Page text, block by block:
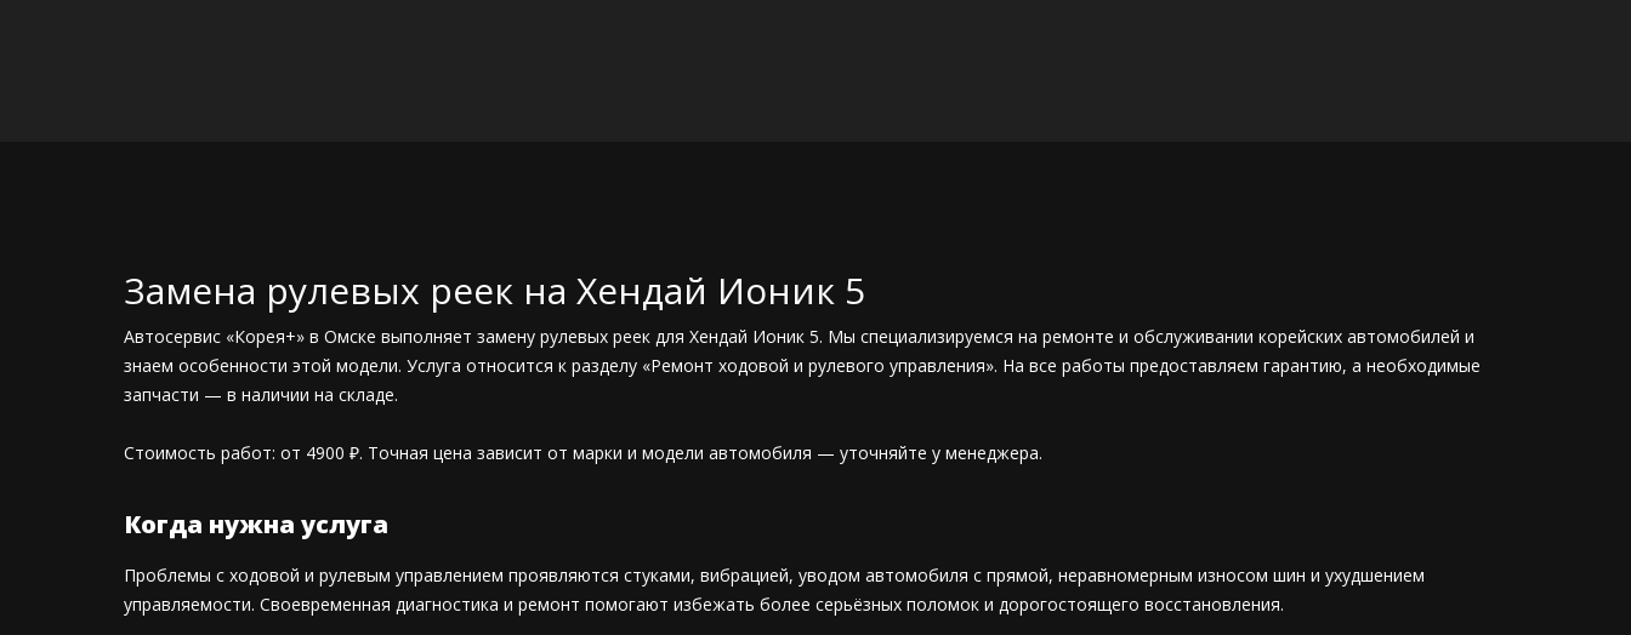
Замена рулевых реек на Хендай Ионик 5
Автосервис «Корея+» в Омске выполняет замену рулевых реек для Хендай Ионик 5. Мы специализируемся на ремонте и обслуживании корейских автомобилей и
знаем особенности этой модели. Услуга относится к разделу «Ремонт ходовой и рулевого управления». На все работы предоставляем гарантию, а необходимые
запчасти — в наличии на складе.
Стоимость работ: от 4900 ₽. Точная цена зависит от марки и модели автомобиля — уточняйте у менеджера.
Когда нужна услуга
Проблемы с ходовой и рулевым управлением проявляются стуками, вибрацией, уводом автомобиля с прямой, неравномерным износом шин и ухудшением
управляемости. Своевременная диагностика и ремонт помогают избежать более серьёзных поломок и дорогостоящего восстановления.